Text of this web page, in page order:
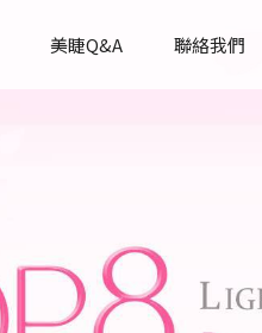
美睫Q&A 聯絡我們